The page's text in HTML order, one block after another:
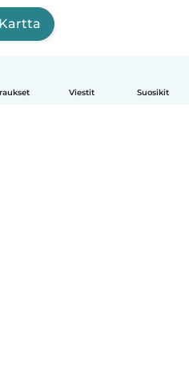
Viestit Suosikit
Kartta